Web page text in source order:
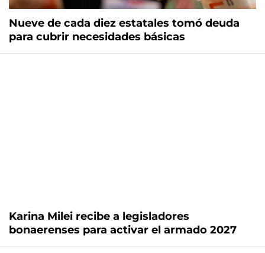
Nueve de cada diez estatales tomó deuda
para cubrir necesidades básicas
Karina Milei recibe a legisladores
bonaerenses para activar el armado 2027